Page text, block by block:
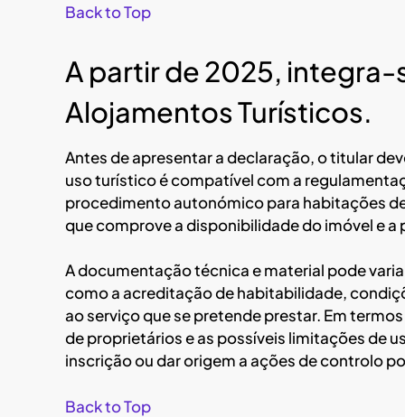
Back to Top
A partir de 2025, integra-
Alojamentos Turísticos.
Antes de apresentar a declaração, o titular
uso turístico é compatível com a
procedimento autonómico para habitações
que comprove a disponibilidade do imóvel e
A documentação técnica e material pode
como a acreditação de habitabilidade,
ao serviço que se pretende prestar. Em
de proprietários e as possíveis limitações de
inscrição ou dar origem a ações de controlo
Back to Top